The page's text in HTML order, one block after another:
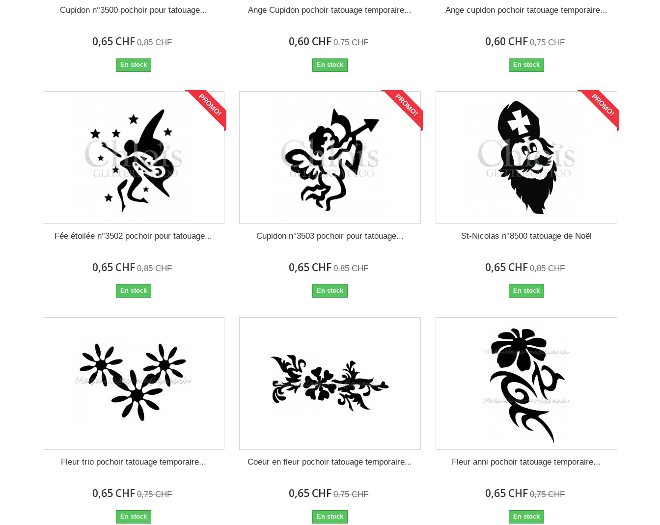
Cupidon n°3500 pochoir pour tatouage...
0,65 CHF 0,85 CHF
En stock
Ange Cupidon pochoir tatouage temporaire...
0,60 CHF 0,75 CHF
En stock
Ange cupidon pochoir tatouage temporaire...
0,60 CHF 0,75 CHF
En stock
PROMO!
Fée étoilée n°3502 pochoir pour tatouage...
0,65 CHF 0,85 CHF
En stock
PROMO!
Cupidon n°3503 pochoir pour tatouage...
0,65 CHF 0,85 CHF
En stock
PROMO!
St-Nicolas n°8500 tatouage de Noël
0,65 CHF 0,85 CHF
En stock
Fleur trio pochoir tatouage temporaire...
0,65 CHF 0,75 CHF
En stock
Coeur en fleur pochoir tatouage temporaire...
0,65 CHF 0,75 CHF
En stock
Fleur anni pochoir tatouage temporaire...
0,65 CHF 0,75 CHF
En stock